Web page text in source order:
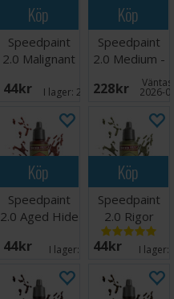
Köp
Speedpaint
2.0 Malignant
44 SEK I lager:20+
Köp
Speedpaint
2.0 Medium -
100ml
228 SEK 2026-
Köp
Speedpaint
2.0 Aged Hide
44 SEK I lager:
Köp
Speedpaint
2.0 Rigor
Mortis
44 SEK I lager: